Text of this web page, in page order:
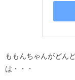
ももんちゃんがどん
は・・・